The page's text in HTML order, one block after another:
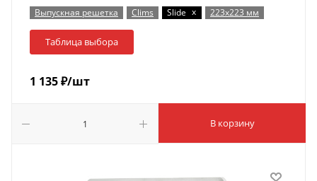
Выпускная решетка Clims Slide x 223x223 мм
Таблица выбора
1 135₽/шт
В корзину